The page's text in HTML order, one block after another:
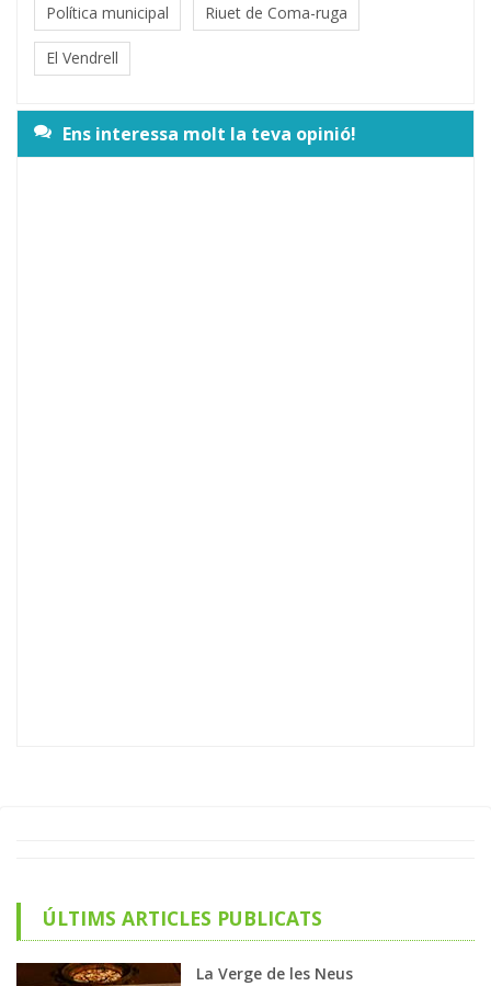
Política municipal Riuet de Coma-ruga
El Vendrell
Ens interessa molt la teva opinió!
ÚLTIMS ARTICLES PUBLICATS
La Verge de les Neus